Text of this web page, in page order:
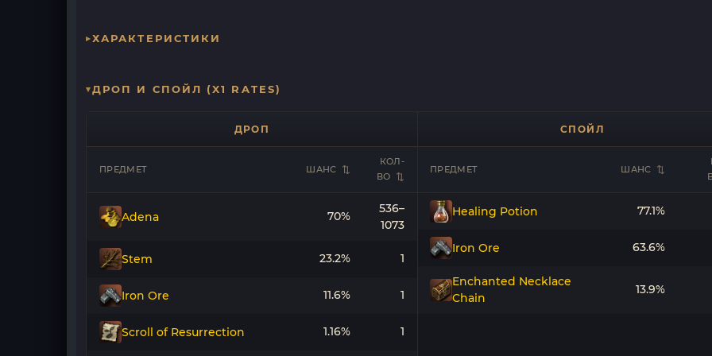
ХАРАКТЕРИСТИКИ
ДРОП И СПОЙЛ (X1 RATES)
ДРОП
ПРЕДМЕТ ШАНС
КОЛ-
ВО
Adena 70%
536–
1073
Stem 23.2% 1
Iron Ore 11.6% 1
Scroll of Resurrection 1.16% 1
СПОЙЛ
ПРЕДМЕТ ШАНС
Healing Potion 77.1%
Iron Ore 63.6%
Enchanted Necklace
Chain
13.9%